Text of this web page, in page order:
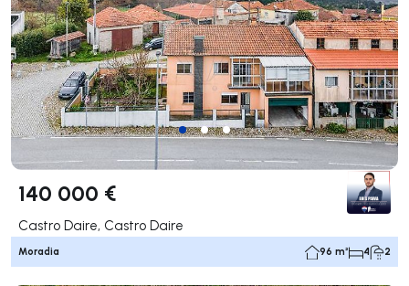
140 000 €
Castro Daire, Castro Daire
Moradia 96 m² 4 2